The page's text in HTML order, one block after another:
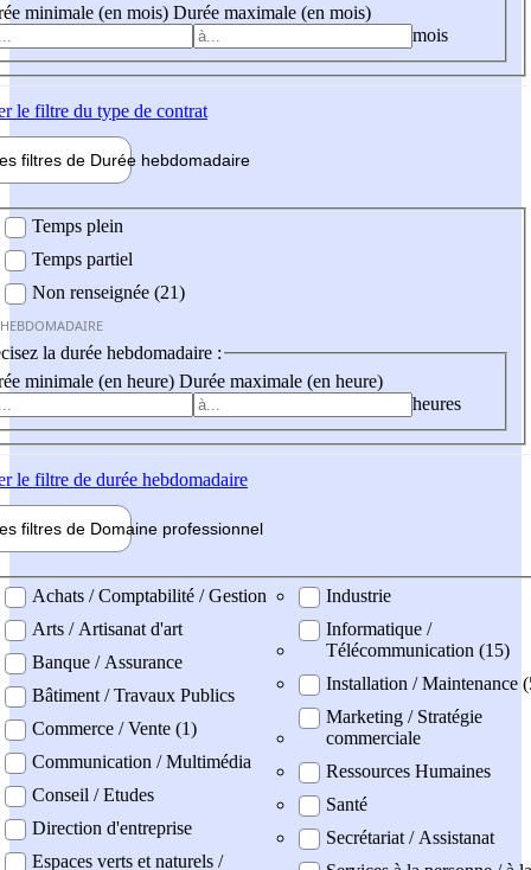
minimale (en mois) Durée maximale (en mois)
mois
le filtre du type de contrat
filtres de Durée hebdomadaire
Temps plein
Temps partiel
Non renseignée (21)
la durée hebdomadaire :
minimale (en heure) Durée maximale (en heure)
heures
le filtre de durée hebdomadaire
filtres de Domaine professionnel
professionel
Achats / Comptabilité / Gestion
Arts / Artisanat d'art
Banque / Assurance
Bâtiment / Travaux Publics
Commerce / Vente (1)
Communication / Multimédia
Conseil / Etudes
Direction d'entreprise
Espaces verts et naturels /
Industrie
Informatique /
Télécommunication (15)
Installation / Maintenance
Marketing / Stratégie
commerciale
Ressources Humaines
Santé
Secrétariat / Assistanat